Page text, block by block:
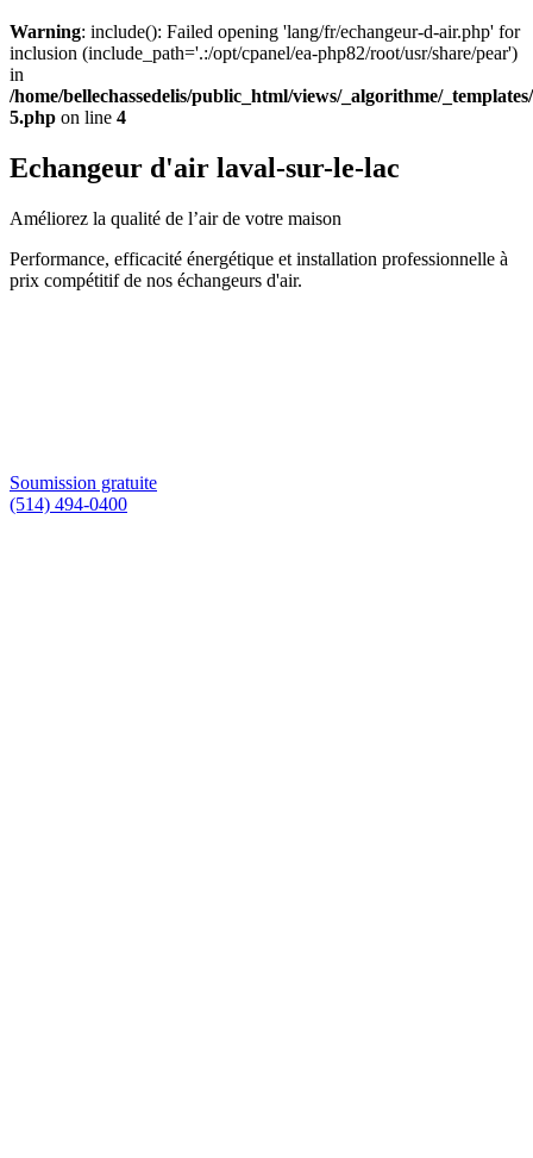
Warning: include(): Failed opening 'lang/fr/echangeur-d-air.php' for
inclusion (include_path='.:/opt/cpanel/ea-php82/root/usr/share/pear')
in
/home/bellechassedelis/public_html/views/_algorithme/
5.php on line 4
Echangeur d'air laval-sur-le-lac
Améliorez la qualité de l’air de votre maison
Performance, efficacité énergétique et installation professionnelle à
prix compétitif de nos échangeurs d'air.
Soumission gratuite
(514) 494-0400